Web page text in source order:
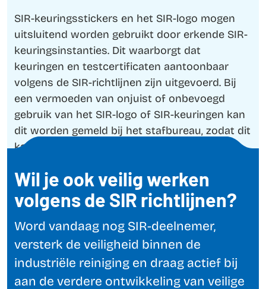
SIR-keuringsstickers en het SIR-logo mogen
uitsluitend worden gebruikt door erkende SIR-
keuringsinstanties. Dit waarborgt dat
keuringen en testcertificaten aantoonbaar
volgens de SIR-richtlijnen zijn uitgevoerd. Bij
een vermoeden van onjuist of onbevoegd
gebruik van het SIR-logo of SIR-keuringen kan
dit worden gemeld bij het stafbureau, zodat dit
kan worden beoordeeld en waar nodig actie
Wil je ook veilig werken
volgens de SIR richtlijnen?
Word vandaag nog SIR-deelnemer,
versterk de veiligheid binnen de
industriële reiniging en draag actief bij
aan de verdere ontwikkeling van veilige